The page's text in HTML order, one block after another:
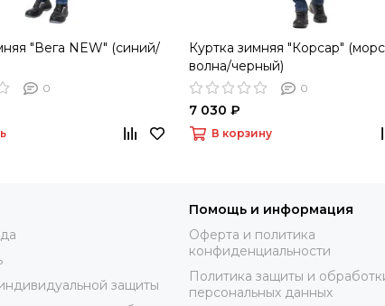
"Вега NEW" (синий/
0
Куртка зимняя "Корсар"
волна/черный)
0
7 030 ₽
В корзину
защиты
Помощь и информация
Оферта и политика
конфиденциальности
Политика защиты и
персональных данных